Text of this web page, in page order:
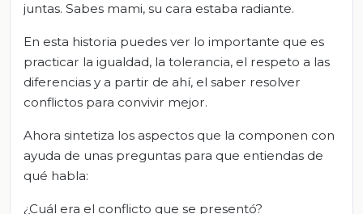
juntas. Sabes mami, su cara estaba radiante.
En esta historia puedes ver lo importante que es
practicar la igualdad, la tolerancia, el respeto a las
diferencias y a partir de ahí, el saber resolver
conflictos para convivir mejor.
Ahora sintetiza los aspectos que la componen con
ayuda de unas preguntas para que entiendas de
qué habla:
¿Cuál era el conflicto que se presentó?